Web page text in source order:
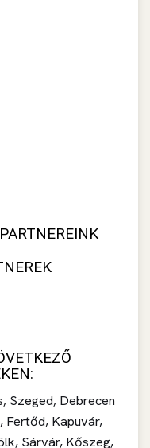
Szeged, Debrecen
Fertőd, Kapuvár,
Sárvár, Kőszeg,